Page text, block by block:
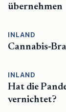
übernehmen
INLAND
Cannabis-
INLAND
Hat die
vernichtet?